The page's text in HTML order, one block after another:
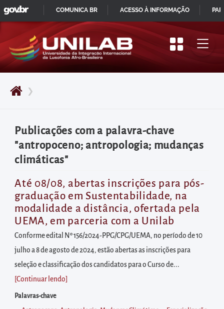
Pular
para
início
do
principal
Acessar
diretamente
o
menu
principal
Acessar
diretamente
à
área
para
realizar
buscas
❯
Publicações com a palavra-chave
"antropoceno; antropologia; mudanças
climáticas"
Até 08/08, abertas inscrições para pós-
graduação em Sustentabilidade, na
modalidade a distância, ofertada pela
UEMA, em parceria com a Unilab
Conforme edital Nº 156/2024-PPG/CPG/UEMA, no período de 10
julho a 8 de agosto de 2024, estão abertas as inscrições para
seleção e classificação dos candidatos para o Curso de...
[Continuar lendo
Palavras-chave
IR
PARA
CONTEÚDO
GOVBR
COMUNICA BR ACESSO À INFORMAÇÃO